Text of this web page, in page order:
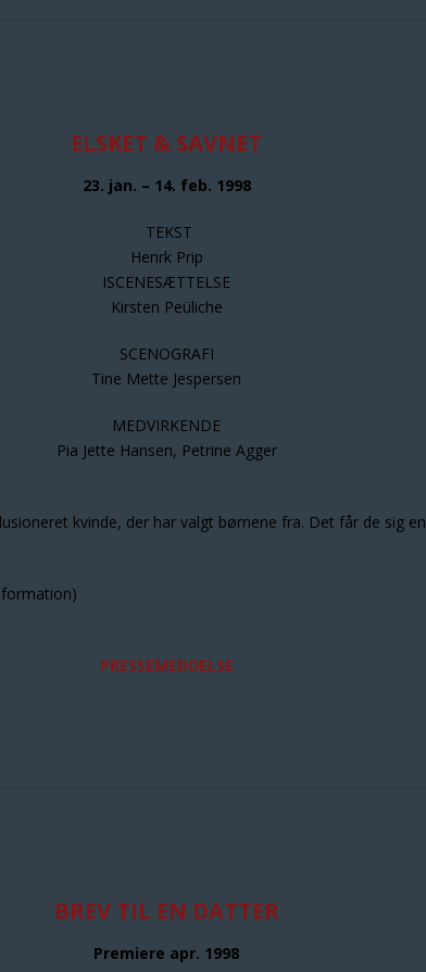
ELSKET & SAVNET
23. jan. – 14. feb. 1998
TEKST
Henrk Prip
ISCENESÆTTELSE
Kirsten Peüliche
SCENOGRAFI
Tine Mette Jespersen
MEDVIRKENDE
Pia Jette Hansen, Petrine Agger
kvinde, der har valgt børnene fra. Det får de sig
PRESSEMEDDELSE
BREV TIL EN DATTER
Premiere apr. 1998